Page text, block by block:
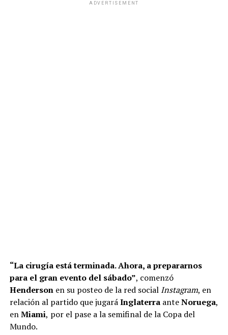
ADVERTISEMENT
“La cirugía está terminada. Ahora, a prepararnos
para el gran evento del sábado”, comenzó
Hendersonen su posteo de la red social Instagram, en
relación al partido que jugaráInglaterraanteNoruega,
enMiami, por el pase a la semifinal de la Copa del
Mundo.